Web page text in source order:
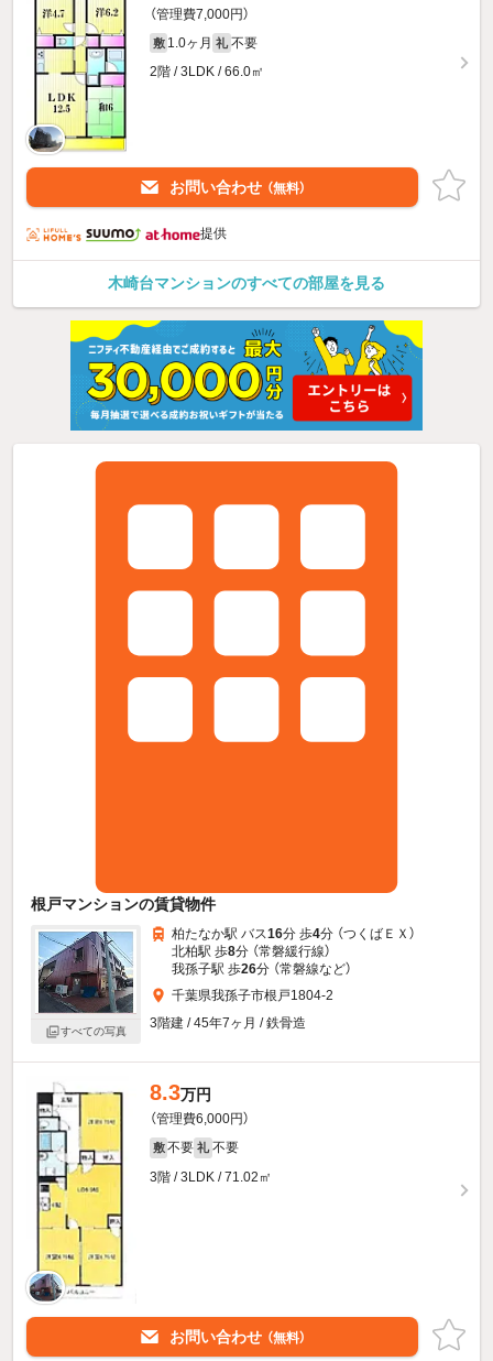
（管理費7,000円）
敷 1.0ヶ月 礼 不要
2階 / 3LDK / 66.0㎡
お問い合わせ （無料）
提供
木崎台マンションのすべての部屋を見る
根戸マンションの賃貸物件
すべての写真
柏たなか駅 バス16分 歩4分 （つくばＥＸ）
北柏駅 歩8分 （常磐緩行線）
我孫子駅 歩26分 （常磐線など）
千葉県我孫子市根戸1804-2
3階建 / 45年7ヶ月 / 鉄骨造
8.3万円
（管理費6,000円）
敷 不要 礼 不要
3階 / 3LDK / 71.02㎡
お問い合わせ （無料）